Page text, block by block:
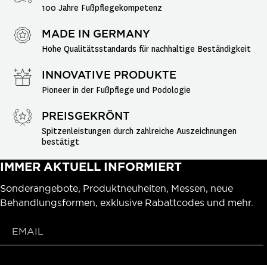
100 Jahre Fußpflegekompetenz
MADE IN GERMANY
Hohe Qualitätsstandards für nachhaltige Beständigkeit
INNOVATIVE PRODUKTE
Pioneer in der Fußpflege und Podologie
PREISGEKRÖNT
Spitzenleistungen durch zahlreiche Auszeichnungen
bestätigt
IMMER AKTUELL INFORMIERT
Sonderangebote, Produktneuheiten, Messen, neue
Behandlungsformen, exklusive Rabattcodes und mehr.